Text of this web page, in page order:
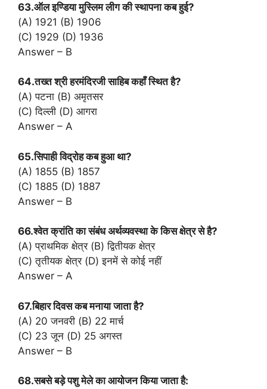
63.ऑल इण्डिया मुस्लिम लीग की स्थापना कब हुई?
(A) 1921 (B) 1906
(C) 1929 (D) 1936
Answer – B
64.तख्त श्री हरमंदिरजी साहिब कहाँ स्थित है?
(A) पटना (B) अमृतसर
(C) दिल्ली (D) आगरा
Answer – A
65.सिपाही विद्रोह कब हुआ था?
(A) 1855 (B) 1857
(C) 1885 (D) 1887
Answer – B
66.श्वेत क्रांति का संबंध अर्थव्यवस्था के किस क्षेत्र से है?
(A) प्राथमिक क्षेत्र (B) द्वितीयक क्षेत्र
(C) तृतीयक क्षेत्र (D) इनमें से कोई नहीं
Answer – A
67.बिहार दिवस कब मनाया जाता है?
(A) 20 जनवरी (B) 22 मार्च
(C) 23 जून (D) 25 अगस्त
Answer – B
68.सबसे बड़े पशु मेले का आयोजन किया जाता है: